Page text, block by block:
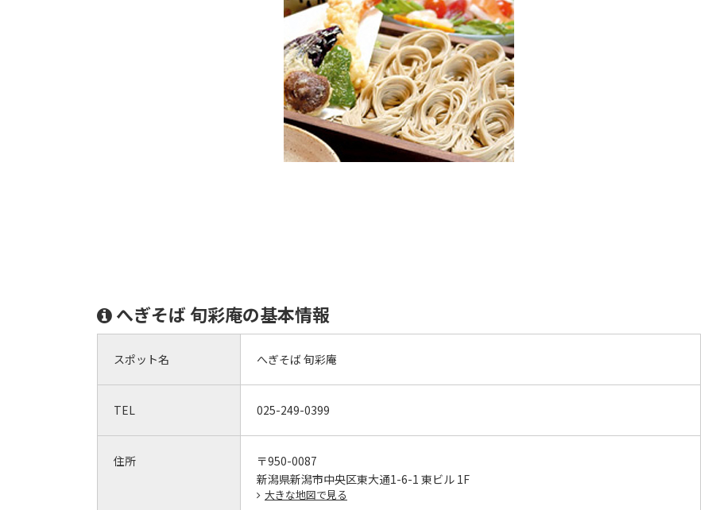
へぎそば 旬彩庵の基本情報
スポット名 へぎそば 旬彩庵
TEL 025-249-0399
住所
〒950-0087
新潟県新潟市中央区東大通1-6-1 東ビル 1F
大きな地図で見る